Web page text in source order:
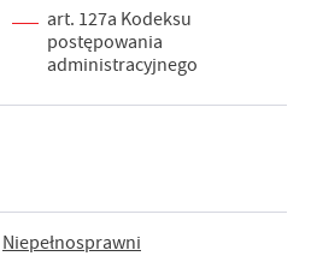
art. 127a Kodeksu
postępowania
administracyjnego
Niepełnosprawni